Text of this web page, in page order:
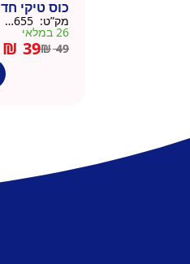
כוס טיקי
מק”ט:
26 במלאי
₪49
₪ 39